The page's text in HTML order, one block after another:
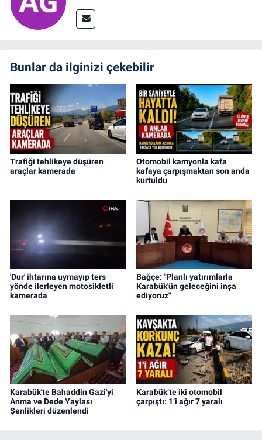
Bunlar da ilginizi çekebilir
Trafiği tehlikeye düşüren
araçlar kamerada
Otomobil kamyonla kafa
kafaya çarpışmaktan son anda
kurtuldu
'Dur' ihtarına uymayıp ters
yönde ilerleyen motosikletli
kamerada
Bağçe: "Planlı yatırımlarla
Karabük'ün geleceğini inşa
ediyoruz"
Karabük'te Bahaddin Gazi'yi
Anma ve Dede Yaylası
Şenlikleri düzenlendi
Karabük’te iki otomobil
çarpıştı: 1’i ağır 7 yaralı